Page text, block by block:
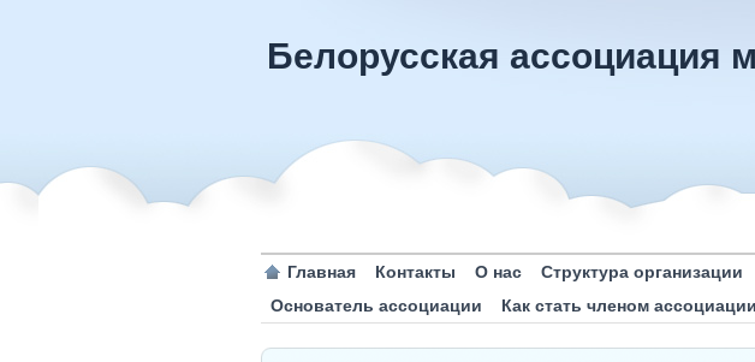
Белорусская ассоциация
Главная Контакты О нас Структура организации
Основатель ассоциации
Как стать членом ассоциации